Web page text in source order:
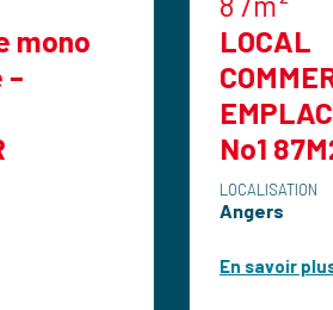
LOCAL
COMMERCIAL
EMPLACEMENT
No1 87M2 ANGERS